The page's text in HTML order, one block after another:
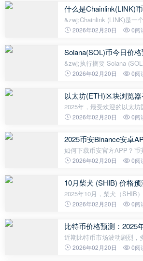
近期它们已经合并形成了一
什么是Chainlink(LINK)
&zwj;Chainlink (LINK)是一
络，旨在弥合基于区块链的
链智能合约与外部数据、支
2026年02月20日 0阅
Solana(SOL)币今日价
&zwj;执行摘要 Solana
最先进、增长最快的第一层
化金融 (DeFi) 和消费
2026年02月20日 0阅
以太坊(ETH)区块浏览
2025年，最受欢迎的以太
到TokenView，各自具备独
用户追踪ETH、代币、NFT
2026年02月20日 0阅
2025币安Binance安卓
如何下载币安官方APP？币
如何下载安卓版币安？ 要在
（binance）官方app。请
2026年02月20日 0阅
10月柴犬 (SHIB) 价格
2025年10月，柴犬（SHIB
格约为0.000010美元——这
上方。链上数据显示，在
2026年02月20日 0阅
比特币价格预测：2025
近期比特币市场波动剧烈，
给出了大胆预测。分析师
2026年02月20日 0阅